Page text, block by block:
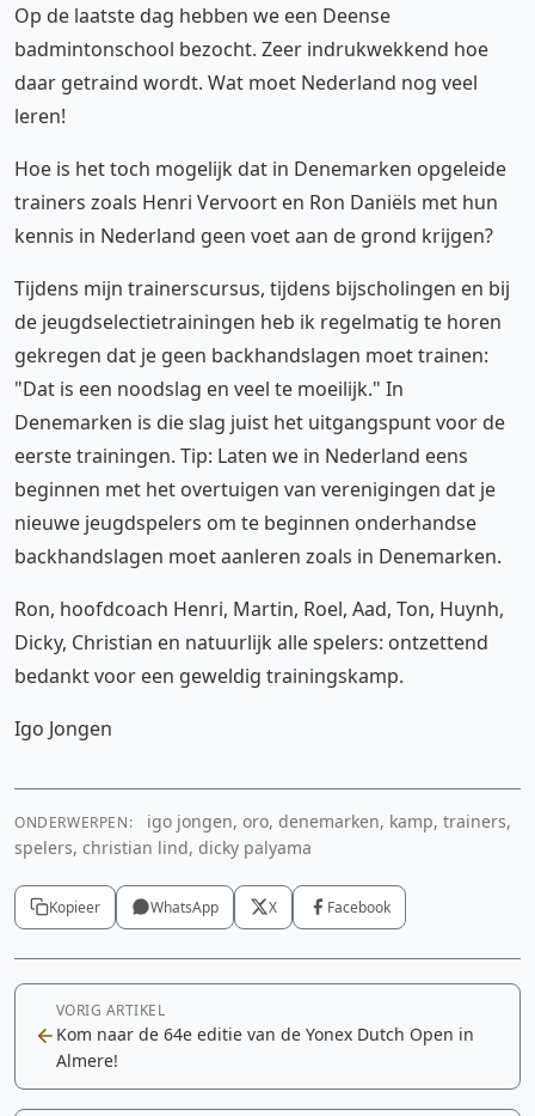
Op de laatste dag hebben we een Deense
badmintonschool bezocht. Zeer indrukwekkend hoe
daar getraind wordt. Wat moet Nederland nog veel
leren!
Hoe is het toch mogelijk dat in Denemarken opgeleide
trainers zoals Henri Vervoort en Ron Daniëls met hun
kennis in Nederland geen voet aan de grond krijgen?
Tijdens mijn trainerscursus, tijdens bijscholingen en bij
de jeugdselectietrainingen heb ik regelmatig te horen
gekregen dat je geen backhandslagen moet trainen:
"Dat is een noodslag en veel te moeilijk." In
Denemarken is die slag juist het uitgangspunt voor de
eerste trainingen. Tip: Laten we in Nederland eens
beginnen met het overtuigen van verenigingen dat je
nieuwe jeugdspelers om te beginnen onderhandse
backhandslagen moet aanleren zoals in Denemarken.
Ron, hoofdcoach Henri, Martin, Roel, Aad, Ton, Huynh,
Dicky, Christian en natuurlijk alle spelers: ontzettend
bedankt voor een geweldig trainingskamp.
Igo Jongen
ONDERWERPEN:
igo jongen, oro, denemarken, kamp, trainers,
spelers, christian lind, dicky palyama
Kopieer WhatsApp X Facebook
VORIG ARTIKEL
Kom naar de 64e editie van de Yonex Dutch Open in
Almere!